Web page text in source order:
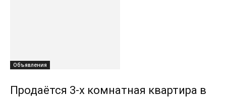
Объявления
Продаётся 3-х комнатная квартира в